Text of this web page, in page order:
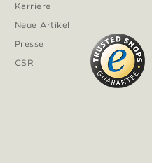
Karriere
Neue Artikel
Presse
CSR